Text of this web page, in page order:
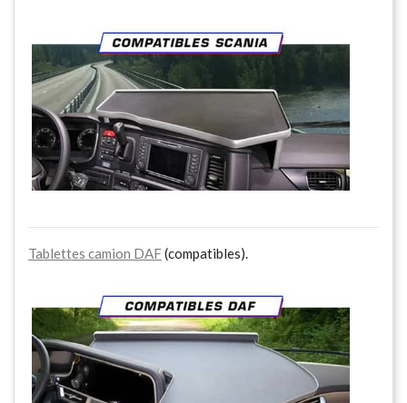
Tablettes camion DAF(compatibles).